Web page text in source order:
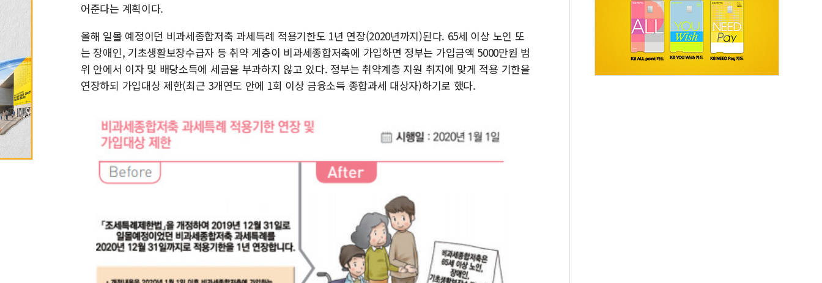
어준다는 계획이다.
올해 일몰 예정이던 비과세종합저축 과세특례 적용기한도 1년 연장(2020년까지)된다. 65세 이상 노인 또
는 장애인, 기초생활보장수급자 등 취약 계층이 비과세종합저축에 가입하면 정부는 가입금액 5000만원 범
위 안에서 이자 및 배당소득에 세금을 부과하지 않고 있다. 정부는 취약계층 지원 취지에 맞게 적용 기한을
연장하되 가입대상 제한(최근 3개연도 안에 1회 이상 금융소득 종합과세 대상자)하기로 했다.